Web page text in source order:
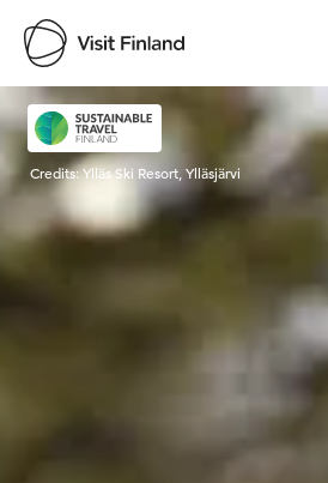
Visit Finland
Credits:Ylläs Ski Resort, Ylläsjärvi